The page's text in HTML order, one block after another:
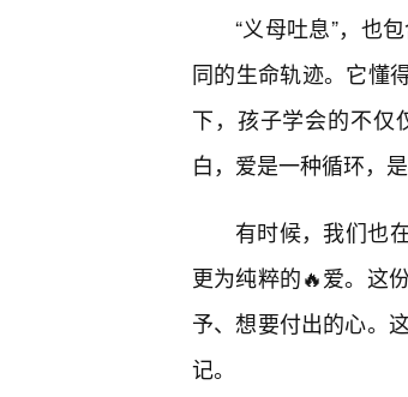
“义母吐息”，也
同的生命轨迹。它懂
下，孩子学会的不仅
白，爱是一种循环，
有时候，我们也
更为纯粹的🔥爱。这
予、想要付出的心。
记。